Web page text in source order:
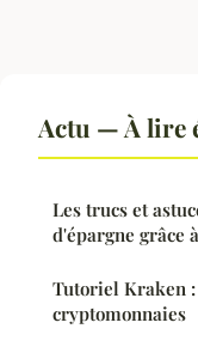
Actu — À lire
Les trucs et
d'épargne grâce
Tutoriel Kraken
cryptomonnaies